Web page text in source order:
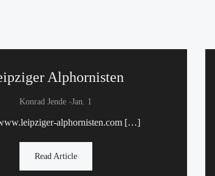
Alphornisten
Konrad Jende -Jan. 1
alphornisten.com […]
Read Article